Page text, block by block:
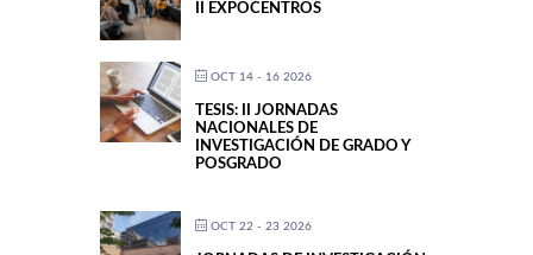
II EXPOCENTROS
OCT 14 - 16 2026
TESIS: II JORNADAS
NACIONALES DE
INVESTIGACIÓN DE GRADO Y
POSGRADO
OCT 22 - 23 2026